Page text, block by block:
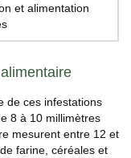
et alimentation
de ces infestations
8 à 10 millimètres
mesurent entre 12 et
farine, céréales et